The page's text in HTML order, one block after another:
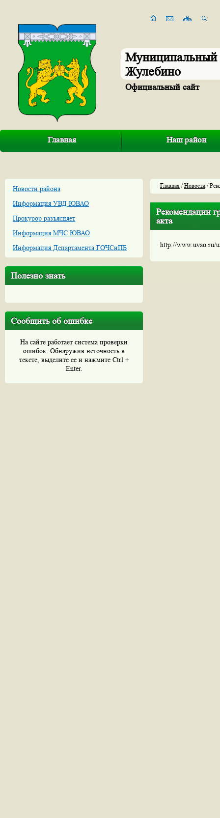
Муниципальный
Жулебино
Официальный сайт
Главная Наш район
Новости района
Информация УВД ЮВАО
Прокурор разъясняет
Информация МЧС ЮВАО
Информация Департамента ГОЧСиПБ
Полезно знать
Сообщить об ошибке
На сайте работает система проверки
ошибок. Обнаружив неточность в
тексте, выделите ее и нажмите Ctrl +
Enter.
Главная /Новости/
Рекомендации
акта
http://www.uvao.ru/